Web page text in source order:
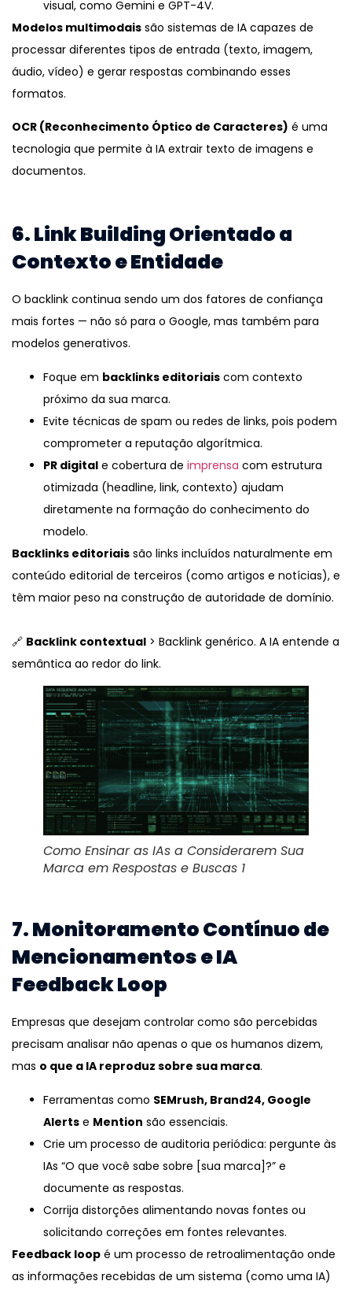
visual, como Gemini e GPT-4V.
Modelos multimodais são sistemas de IA capazes de
processar diferentes tipos de entrada (texto, imagem,
áudio, vídeo) e gerar respostas combinando esses
formatos.
OCR (Reconhecimento Óptico de Caracteres) é uma
tecnologia que permite à IA extrair texto de imagens e
documentos.
6. Link Building Orientado a
Contexto e Entidade
O backlink continua sendo um dos fatores de confiança
mais fortes — não só para o Google, mas também para
modelos generativos.
Foque em backlinks editoriais com contexto
próximo da sua marca.
Evite técnicas de spam ou redes de links, pois podem
comprometer a reputação algorítmica.
PR digital e cobertura de imprensa com estrutura
otimizada (headline, link, contexto) ajudam
diretamente na formação do conhecimento do
modelo.
Backlinks editoriais são links incluídos naturalmente em
conteúdo editorial de terceiros (como artigos e notícias), e
têm maior peso na construção de autoridade de domínio.
🔗 Backlink contextual > Backlink genérico. A IA entende a
semântica ao redor do link.
Como Ensinar as IAs a Considerarem Sua
Marca em Respostas e Buscas 1
7. Monitoramento Contínuo de
Mencionamentos e IA
Feedback Loop
Empresas que desejam controlar como são percebidas
precisam analisar não apenas o que os humanos dizem,
mas o que a IA reproduz sobre sua marca.
Ferramentas como SEMrush, Brand24, Google
Alerts e Mention são essenciais.
Crie um processo de auditoria periódica: pergunte às
IAs “O que você sabe sobre [sua marca]?” e
documente as respostas.
Corrija distorções alimentando novas fontes ou
solicitando correções em fontes relevantes.
Feedback loop é um processo de retroalimentação onde
as informações recebidas de um sistema (como uma IA)